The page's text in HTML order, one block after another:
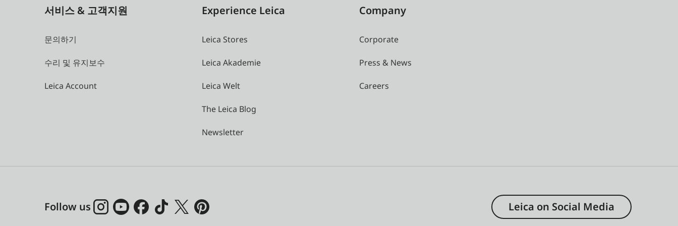
서비스 & 고객지원
문의하기
수리 및 유지보수
Leica Account
Experience Leica
Leica Stores
Leica Akademie
Leica Welt
The Leica Blog
Newsletter
Company
Corporate
Press & News
Careers
Follow us Leica on Social Media